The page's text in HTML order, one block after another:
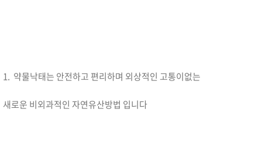
1. 약물낙태는 안전하고 편리하며 외상적인 고통이없는
새로운 비외과적인 자연유산방법 입니다